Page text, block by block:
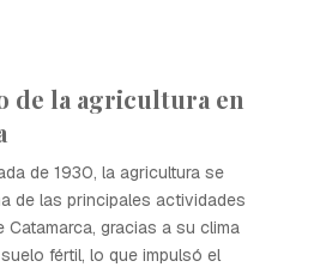
de la agricultura en
de 1930, la agricultura se
de las principales actividades
Catamarca, gracias a su clima
fértil, lo que impulsó el